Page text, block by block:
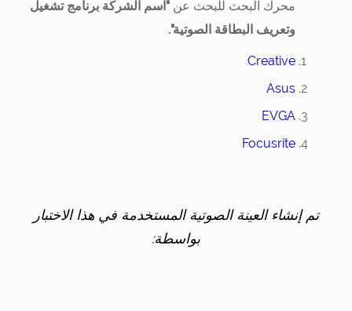
محرك البحث للبحث عن "اسم الشركة برنامج تشغيل
وتعريف البطاقة الصوتية".
Creative
Asus
EVGA
Focusrite
تم إنشاء العينة الصوتية المستخدمة في هذا الاختبار
بواسطة: